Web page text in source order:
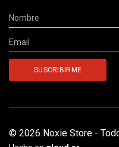
© 2026 Noxie Store -